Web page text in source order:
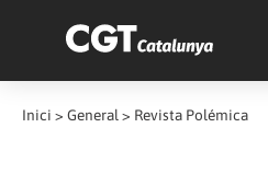
Inici > General > Revista Polémica